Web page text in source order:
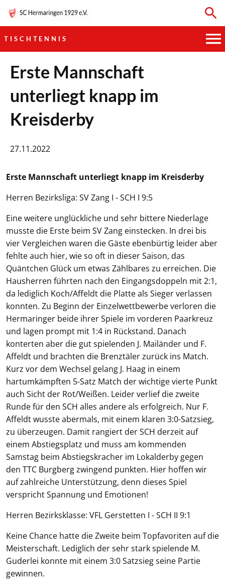
TISCHTENNIS
HAUPTVEREIN
SPORTKEGELN
FUSSBALL
BOGENSCHIESSEN
Erste Mannschaft
unterliegt knapp im
Kreisderby
27.11.2022
Erste Mannschaft unterliegt knapp im Kreisderby
Herren Bezirksliga: SV Zang I - SCH I 9:5
Eine weitere unglückliche und sehr bittere Niederlage
musste die Erste beim SV Zang einstecken. In drei bis
vier Vergleichen waren die Gäste ebenbürtig leider aber
fehlte auch hier, wie so oft in dieser Saison, das
Quäntchen Glück um etwas Zählbares zu erreichen. Die
Hausherren führten nach den Eingangsdoppeln mit 2:1,
da lediglich Koch/Affeldt die Platte als Sieger verlassen
konnten. Zu Beginn der Einzelwettbewerbe verloren die
Hermaringer beide ihrer Spiele im vorderen Paarkreuz
und lagen prompt mit 1:4 in Rückstand. Danach
konterten aber die gut spielenden J. Mailänder und F.
Affeldt und brachten die Brenztäler zurück ins Match.
Kurz vor dem Wechsel gelang J. Haag in einem
hartumkämpften 5-Satz Match der wichtige vierte Punkt
auch Sicht der Rot/Weißen. Leider verlief die zweite
Runde für den SCH alles andere als erfolgreich. Nur F.
Affeldt wusste abermals, mit einem klaren 3:0-Satzsieg,
zu überzeugen. Damit rangiert der SCH derzeit auf
einem Abstiegsplatz und muss am kommenden
Samstag beim Abstiegskracher im Lokalderby gegen
den TTC Burgberg zwingend punkten. Hier hoffen wir
auf zahlreiche Unterstützung, denn dieses Spiel
verspricht Spannung und Emotionen!
Herren Bezirksklasse: VFL Gerstetten I - SCH II 9:1
Keine Chance hatte die Zweite beim Topfavoriten auf die
Meisterschaft. Lediglich der sehr stark spielende M.
Guderlei konnte mit einem 3:0 Satzsieg seine Partie
gewinnen.